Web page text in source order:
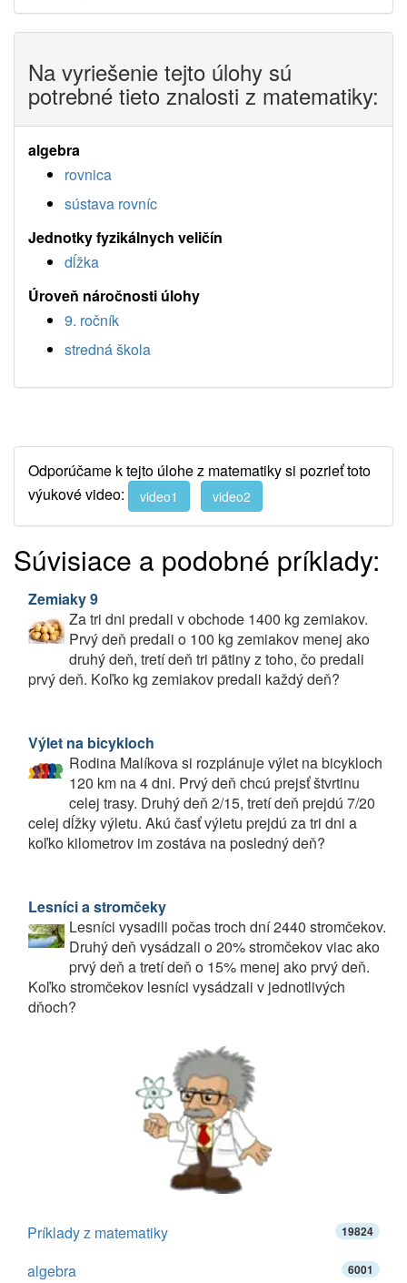
Na vyriešenie tejto úlohy sú
potrebné tieto znalosti z matematiky:
algebra
rovnica
sústava rovníc
Jednotky fyzikálnych veličín
dĺžka
Úroveň náročnosti úlohy
9. ročník
stredná škola
Odporúčame k tejto úlohe z matematiky si pozrieť toto
výukové video:
video1 video2
Súvisiace a podobné príklady:
Zemiaky 9
Za tri dni predali v obchode 1400 kg zemiakov.
Prvý deň predali o 100 kg zemiakov menej ako
druhý deň, tretí deň tri pätiny z toho, čo predali
prvý deň. Koľko kg zemiakov predali každý deň?
Výlet na bicykloch
Rodina Malíkova si rozplánuje výlet na bicykloch
120 km na 4 dni. Prvý deň chcú prejsť štvrtinu
celej trasy. Druhý deň 2/15, tretí deň prejdú 7/20
celej dĺžky výletu. Akú časť výletu prejdú za tri dni a
koľko kilometrov im zostáva na posledný deň?
Lesníci a stromčeky
Lesníci vysadili počas troch dní 2440 stromčekov.
Druhý deň vysádzali o 20% stromčekov viac ako
prvý deň a tretí deň o 15% menej ako prvý deň.
Koľko stromčekov lesníci vysádzali v jednotlivých
dňoch?
Príklady z matematiky 19824
algebra 6001